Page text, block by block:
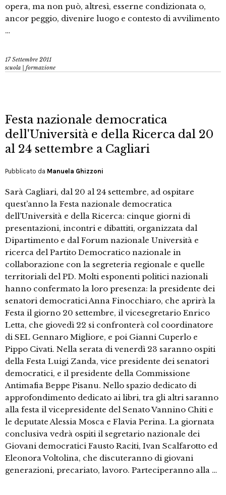
opera, ma non può, altresì, esserne condizionata o,
ancor peggio, divenire luogo e contesto di avvilimento
…
17 Settembre 2011
scuola | formazione
Festa nazionale democratica
dell'Università e della Ricerca dal 20
al 24 settembre a Cagliari
Pubblicato da Manuela Ghizzoni
Sarà Cagliari, dal 20 al 24 settembre, ad ospitare
quest’anno la Festa nazionale democratica
dell’Università e della Ricerca: cinque giorni di
presentazioni, incontri e dibattiti, organizzata dal
Dipartimento e dal Forum nazionale Università e
ricerca del Partito Democratico nazionale in
collaborazione con la segreteria regionale e quelle
territoriali del PD. Molti esponenti politici nazionali
hanno confermato la loro presenza: la presidente dei
senatori democratici Anna Finocchiaro, che aprirà la
Festa il giorno 20 settembre, il vicesegretario Enrico
Letta, che giovedì 22 si confronterà col coordinatore
di SEL Gennaro Migliore, e poi Gianni Cuperlo e
Pippo Civati. Nella serata di venerdì 23 saranno ospiti
della Festa Luigi Zanda, vice presidente dei senatori
democratici, e il presidente della Commissione
Antimafia Beppe Pisanu. Nello spazio dedicato di
approfondimento dedicato ai libri, tra gli altri saranno
alla festa il vicepresidente del Senato Vannino Chiti e
le deputate Alessia Mosca e Flavia Perina. La giornata
conclusiva vedrà ospiti il segretario nazionale dei
Giovani democratici Fausto Raciti, Ivan Scalfarotto ed
Eleonora Voltolina, che discuteranno di giovani
generazioni, precariato, lavoro. Parteciperanno alla …